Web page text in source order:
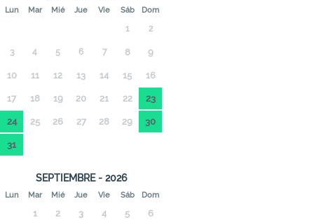
Lun Mar Mié Jue Vie Sáb Dom
1 2
3 4 5 6 7 8 9
10 11 12 13 14 15 16
17 18 19 20 21 22 23
24 25 26 27 28 29 30
31
SEPTIEMBRE - 2026
Lun Mar Mié Jue Vie Sáb Dom
1 2 3 4 5 6